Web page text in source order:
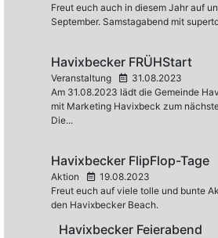
Freut euch auch in diesem Jahr auf
September. Samstagabend mit
Havixbecker FRÜHStart
Veranstaltung
31.08.2023
Am 31.08.2023 lädt die Gemeinde
mit Marketing Havixbeck zum
Die...
Havixbecker FlipFlop-Tage
Aktion
19.08.2023
Freut euch auf viele tolle und bunte
den Havixbecker Beach.
Havixbecker Feierabend